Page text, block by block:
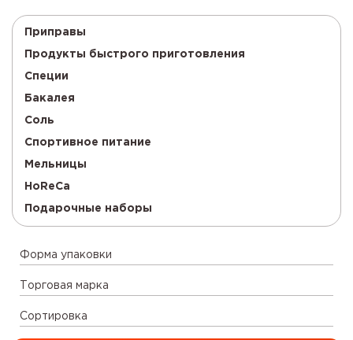
Приправы
Продукты быстрого приготовления
Специи
Бакалея
Соль
Спортивное питание
Мельницы
HoReCa
Подарочные наборы
Форма упаковки
Торговая марка
Сортировка